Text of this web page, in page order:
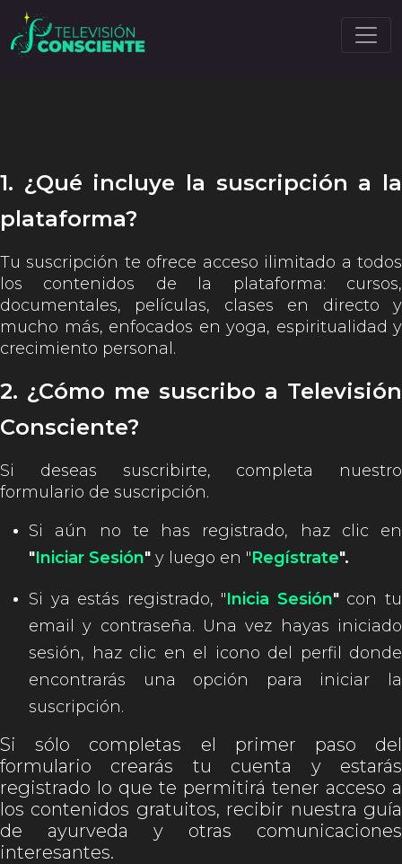
1. ¿Qué incluye la suscripción a la
plataforma?
Tu suscripción te ofrece acceso ilimitado a todos
los contenidos de la plataforma: cursos,
documentales, películas, clases en directo y
mucho más, enfocados en yoga, espiritualidad y
crecimiento personal.
2. ¿Cómo me suscribo a Televisión
Consciente?
Si deseas suscribirte, completa nuestro
formulario de suscripción.
Si aún no te has registrado, haz clic en
"Iniciar Sesión" y luego en "Regístrate".
Si ya estás registrado, "Inicia Sesión"con tu
email y contraseña. Una vez hayas iniciado
sesión, haz clic en el icono del perfil donde
encontrarás una opción para iniciar la
suscripción.
Si sólo completas el primer paso del
formulario crearás tu cuenta y estarás
registrado lo que te permitirá tener acceso a
los contenidos gratuitos, recibir nuestra guía
de ayurveda y otras comunicaciones
interesantes.